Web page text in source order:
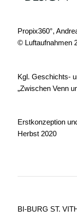
Propix360°,
© Luftaufnahmen
Kgl. Geschichts-
„Zwischen Venn
Erstkonzeption
Herbst 2020
BI-BURG ST.